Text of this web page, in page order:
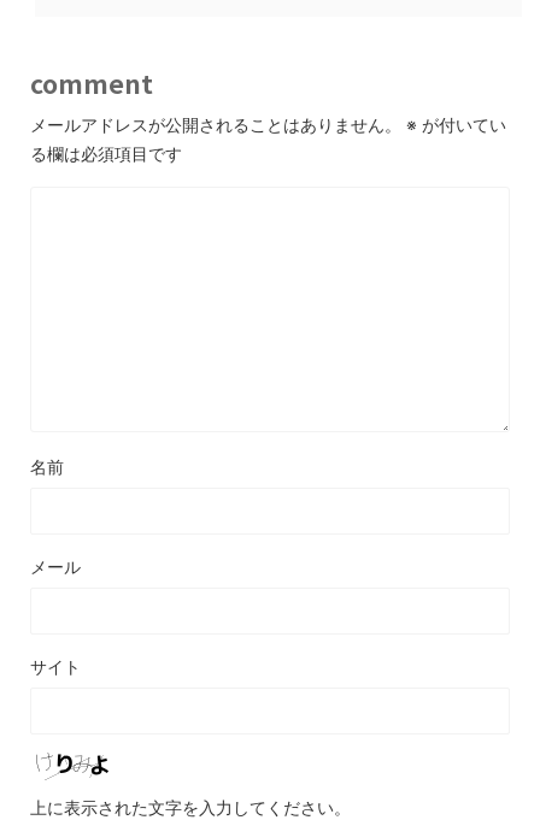
comment
メールアドレスが公開されることはありません。 ※ が付いてい
る欄は必須項目です
名前
メール
サイト
上に表示された文字を入力してください。